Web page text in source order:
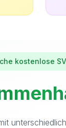
kostenlose